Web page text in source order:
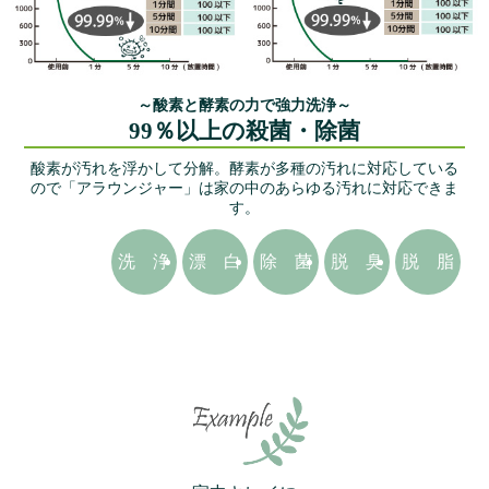
～酸素と酵素の力で強力洗浄～
99％以上の殺菌・除菌
酸素が汚れを浮かして分解。 酵素が多種の汚れに対応している
ので「アラウンジャー」は家の中のあらゆる汚れに対応できま
す。
洗 浄 漂 白 除 菌 脱 臭 脱 脂